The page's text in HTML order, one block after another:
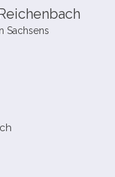
Sachsens